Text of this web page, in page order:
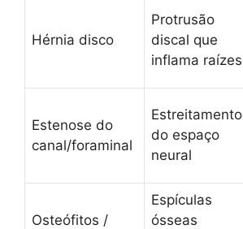
Hérnia disco
Protrusão
discal que
inflama raízes
Estenose do
canal/foraminal
Estreitamento
do espaço
neural
Osteófitos /
Espículas
ósseas